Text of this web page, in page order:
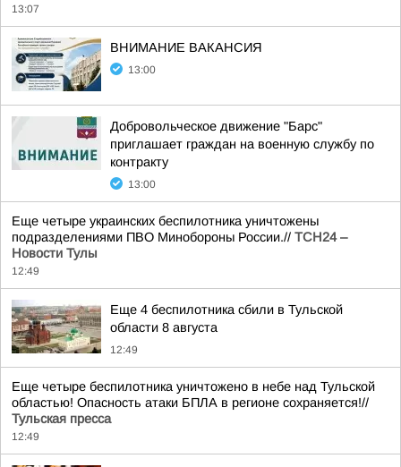
13:07
ВНИМАНИЕ ВАКАНСИЯ
13:00
Добровольческое движение "Барс"
приглашает граждан на военную службу по
контракту
13:00
Еще четыре украинских беспилотника уничтожены
подразделениями ПВО Минобороны России.// ТСН24 –
Новости Тулы
12:49
Еще 4 беспилотника сбили в Тульской
области 8 августа
12:49
Еще четыре беспилотника уничтожено в небе над Тульской
областью! Опасность атаки БПЛА в регионе сохраняется!//
Тульская пресса
12:49